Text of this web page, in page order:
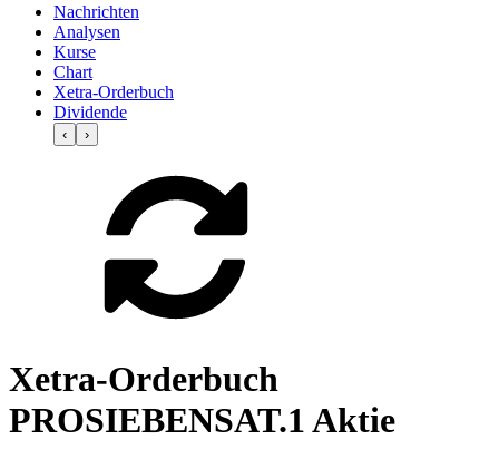
Nachrichten
Analysen
Kurse
Chart
Xetra-Orderbuch
Dividende
‹ ›
Xetra-Orderbuch
PROSIEBENSAT.1 Aktie